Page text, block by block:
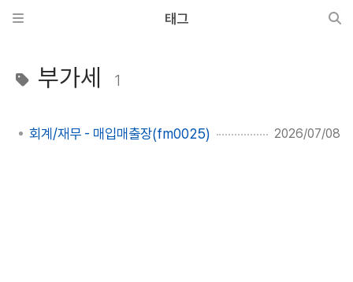
태그
부가세 1
회계/재무 - 매입매출장(fm0025) 2026/07/08